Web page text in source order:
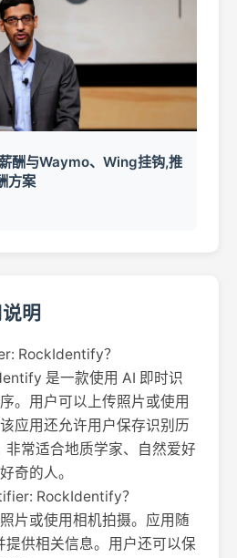
酬与Waymo、Wing挂钩,推
方案
明
RockIdentify？
是一款使用 AI 即时识
。用户可以上传照片或使用
应用还允许用户保存识别历
非常适合地质学家、自然爱好
奇的人。
RockIdentify？
片或使用相机拍摄。应用随
提供相关信息。用户还可以保